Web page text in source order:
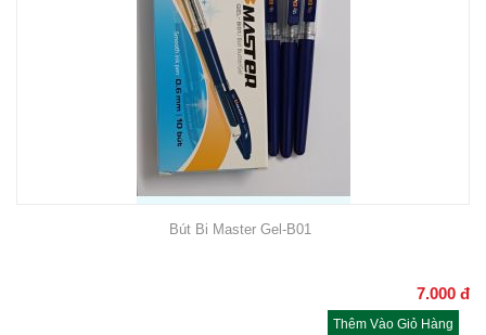
Bút Bi Master Gel-B01
7.000 đ
Thêm Vào Giỏ Hàng